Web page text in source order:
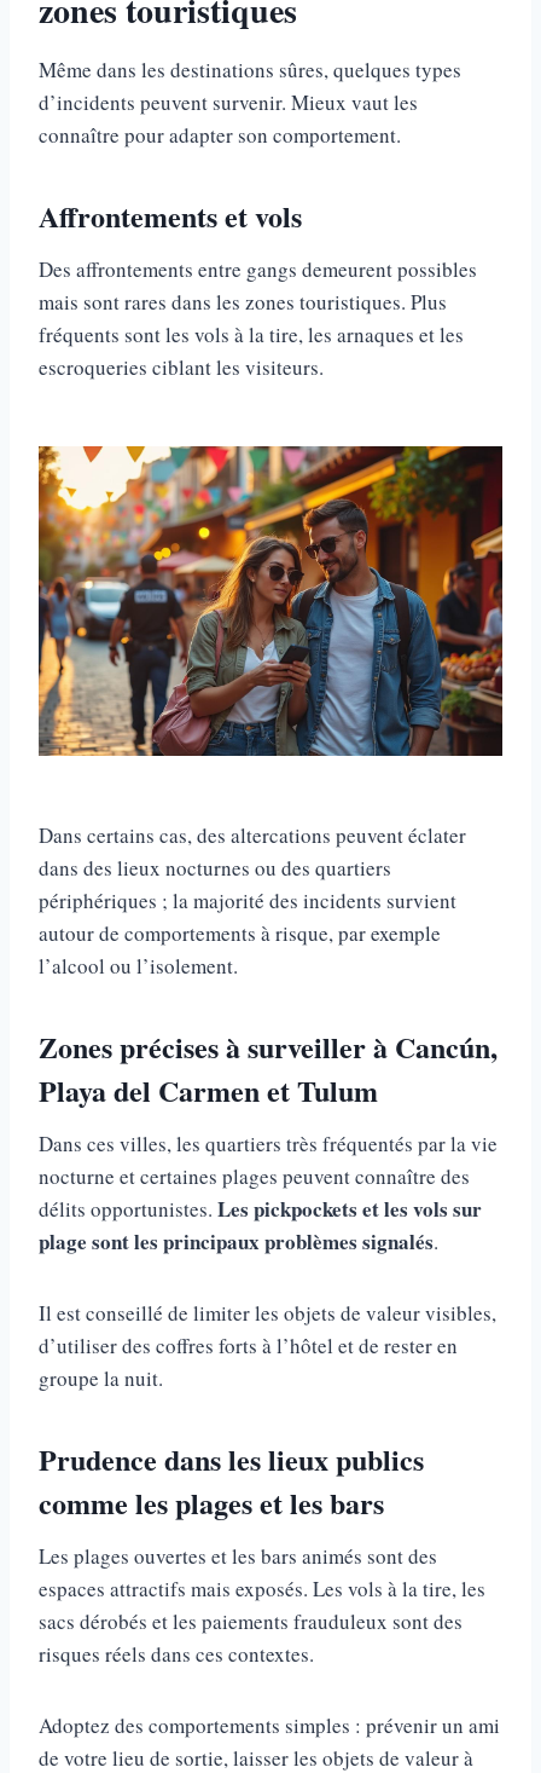
Même dans les destinations sûres, quelques types
d’incidents peuvent survenir. Mieux vaut les
connaître pour adapter son comportement.
Affrontements et vols
Des affrontements entre gangs demeurent possibles
mais sont rares dans les zones touristiques. Plus
fréquents sont les vols à la tire, les arnaques et les
escroqueries ciblant les visiteurs.
Dans certains cas, des altercations peuvent éclater
dans des lieux nocturnes ou des quartiers
périphériques ; la majorité des incidents survient
autour de comportements à risque, par exemple
l’alcool ou l’isolement.
Zones précises à surveiller à Cancún,
Playa del Carmen et Tulum
Dans ces villes, les quartiers très fréquentés par la vie
nocturne et certaines plages peuvent connaître des
délits opportunistes. Les pickpockets et les vols sur
plage sont les principaux problèmes signalés.
Il est conseillé de limiter les objets de valeur visibles,
d’utiliser des coffres forts à l’hôtel et de rester en
groupe la nuit.
Prudence dans les lieux publics
comme les plages et les bars
Les plages ouvertes et les bars animés sont des
espaces attractifs mais exposés. Les vols à la tire, les
sacs dérobés et les paiements frauduleux sont des
risques réels dans ces contextes.
Adoptez des comportements simples : prévenir un ami
de votre lieu de sortie, laisser les objets de valeur à